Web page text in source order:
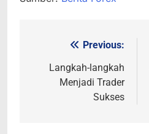
navigation
Previous:
Langkah-langkah
Menjadi Trader
Sukses